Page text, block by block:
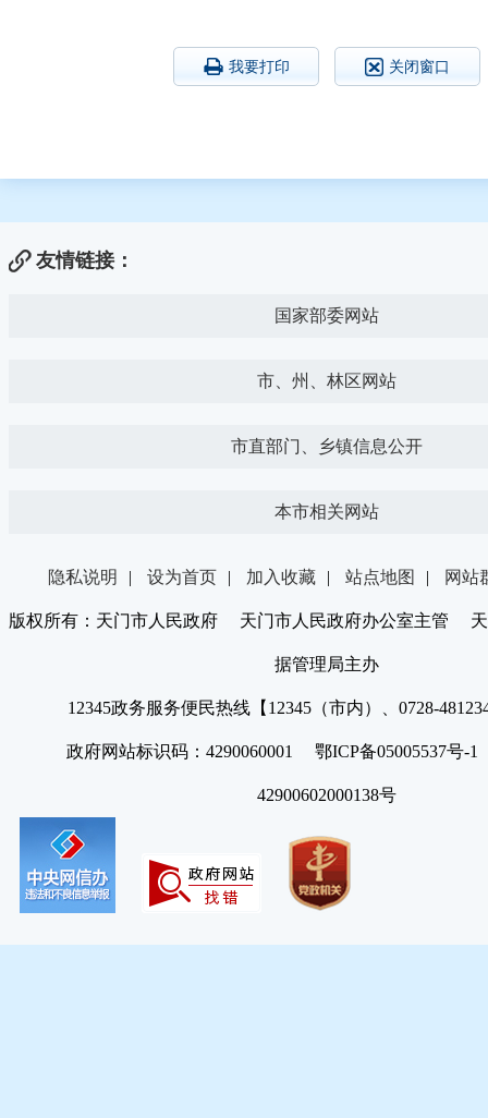
我要打印 关闭窗口
友情链接：
国家部委网站
市、州、林区网站
市直部门、乡镇信息公开
本市相关网站
隐私说明 | 设为首页 | 加入收藏 | 站点地图 | 网站
版权所有：天门市人民政府 天门市人民政府办公室主管 天
据管理局主办
12345政务服务便民热线【12345（市内）、0728-
政府网站标识码：4290060001 鄂ICP备05005537号
42900602000138号